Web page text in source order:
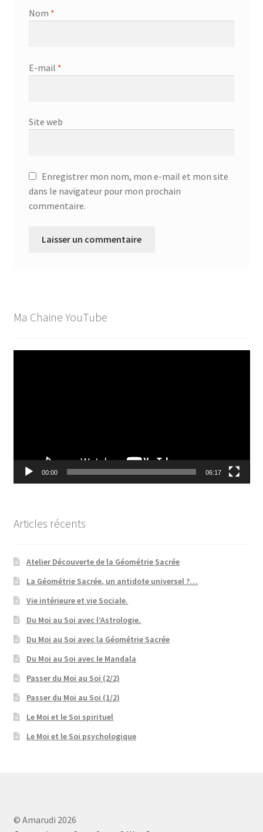
Nom *
E-mail *
Site web
Enregistrer mon nom, mon e-mail et mon site
dans le navigateur pour mon prochain
commentaire.
Ma Chaine YouTube
00:00 06:17
Articles récents
Atelier Découverte de la Géométrie Sacrée
La Géométrie Sacrée, un antidote universel ?…
Vie intérieure et vie Sociale.
Du Moi au Soi avec l’Astrologie.
Du Moi au Soi avec la Géométrie Sacrée
Du Moi au Soi avec le Mandala
Passer du Moi au Soi (2/2)
Passer du Moi au Soi (1/2)
Le Moi et le Soi spirituel
Le Moi et le Soi psychologique
© Amarudi 2026